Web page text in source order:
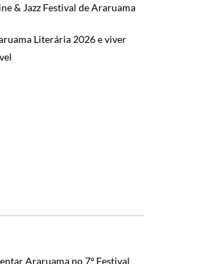
& Jazz Festival de Araruama
Literária 2026 e viver
Araruama no 7º Festival